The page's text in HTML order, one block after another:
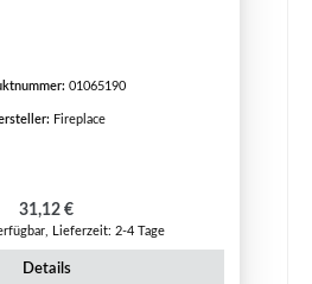
01065190
Fireplace
Regulärer Preis:
31,12 €
Lieferzeit: 2-4 Tage
Details